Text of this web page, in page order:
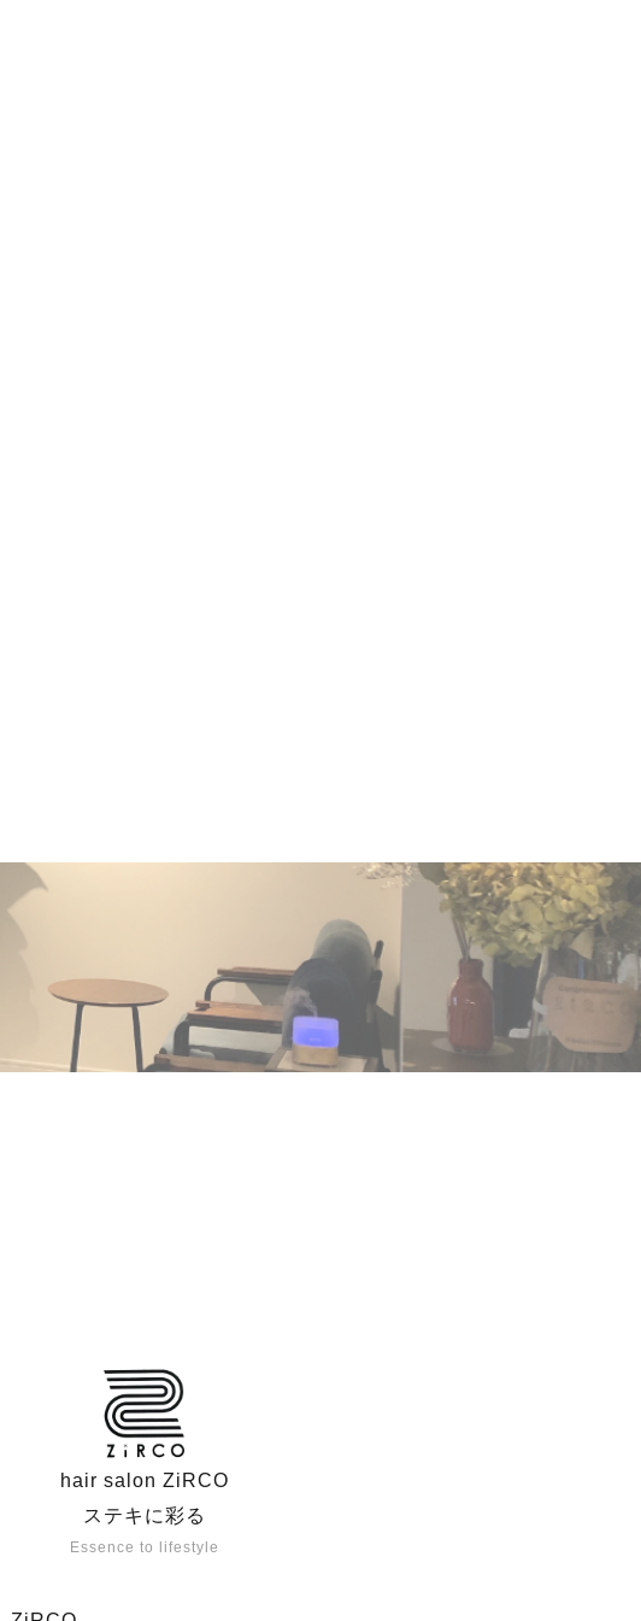
hair salon ZiRCO
ステキに彩る
Essence to lifestyle